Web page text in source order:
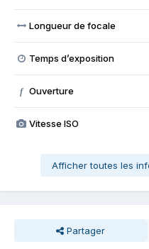
Longueur de focale
Temps d’exposition
f Ouverture
Vitesse ISO
Afficher toutes les
Partager